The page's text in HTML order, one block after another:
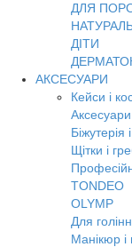
ДЛЯ
ДІТИ
АКСЕСУАРИ
Кейси і
Біжутерія
Щітки і
TONDEO
OLYMP
Для
Манікюр